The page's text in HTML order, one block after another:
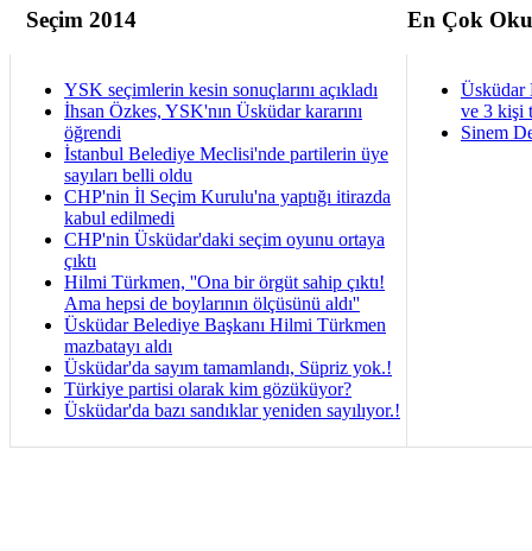
Seçim 2014 En Çok
YSK seçimlerin kesin sonuçlarını açıkladı
İhsan Özkes, YSK'nın Üsküdar kararını
öğrendi
İstanbul Belediye Meclisi'nde partilerin üye
sayıları belli oldu
CHP'nin İl Seçim Kurulu'na yaptığı itirazda
kabul edilmedi
CHP'nin Üsküdar'daki seçim oyunu ortaya
çıktı
Hilmi Türkmen, ''Ona bir örgüt sahip çıktı!
Ama hepsi de boylarının ölçüsünü aldı''
Üsküdar Belediye Başkanı Hilmi Türkmen
mazbatayı aldı
Üsküdar'da sayım tamamlandı, Süpriz yok.!
Türkiye partisi olarak kim gözüküyor?
Üsküdar'da bazı sandıklar yeniden sayılıyor.!
Üsküdar
ve 3 kişi
Sinem